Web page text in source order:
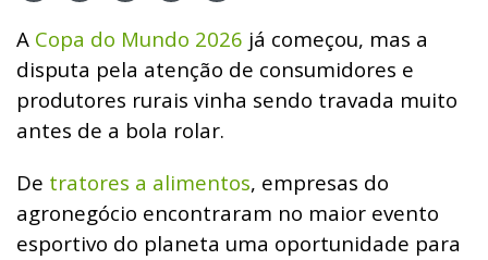
A Copa do Mundo 2026 já começou, mas a
disputa pela atenção de consumidores e
produtores rurais vinha sendo travada muito
antes de a bola rolar.
De tratores a alimentos, empresas do
agronegócio encontraram no maior evento
esportivo do planeta uma oportunidade para